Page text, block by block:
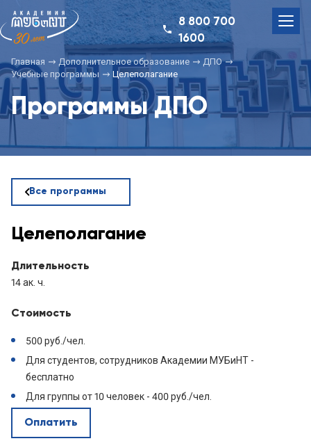
8 800 700
1600
Главная Дополнительное образование
ДПО
Учебные программы
Целеполагание
Программы ДПО
Все программы
Целеполагание
Длительность
14 ак. ч.
Стоимость
500 руб./чел.
Для студентов, сотрудников Академии МУБиНТ -
бесплатно
Для группы от 10 человек - 400 руб./чел.
Оплатить